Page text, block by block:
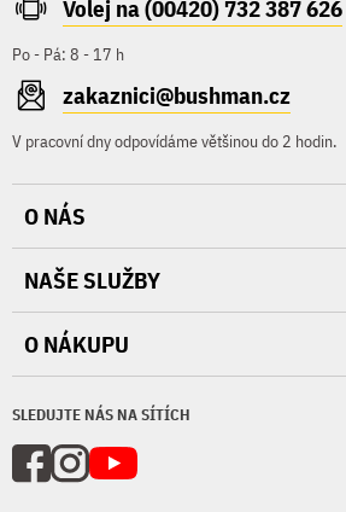
Volej na (00420) 732 387 626
Po - Pá: 8 - 17 h
zakaznici@bushman.cz
V pracovní dny odpovídáme většinou do 2 hodin.
SLEDUJTE NÁS NA SÍTÍCH
O NÁS
NAŠE SLUŽBY
O NÁKUPU